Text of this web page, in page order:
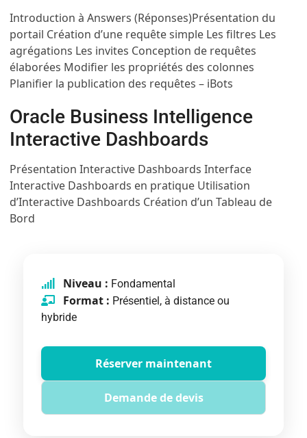
Introduction à Answers (Réponses)Présentation du
portail Création d’une requête simple Les filtres Les
agrégations Les invites Conception de requêtes
élaborées Modifier les propriétés des colonnes
Planifier la publication des requêtes – iBots
Oracle Business Intelligence
Interactive Dashboards
PrésentationInteractive DashboardsInterface
Interactive Dashboards en pratique Utilisation
d’Interactive Dashboards Création d’un Tableau de
Bord
Niveau : Fondamental
Format : Présentiel, à distance ou
hybride
Réserver maintenant
Demande de devis